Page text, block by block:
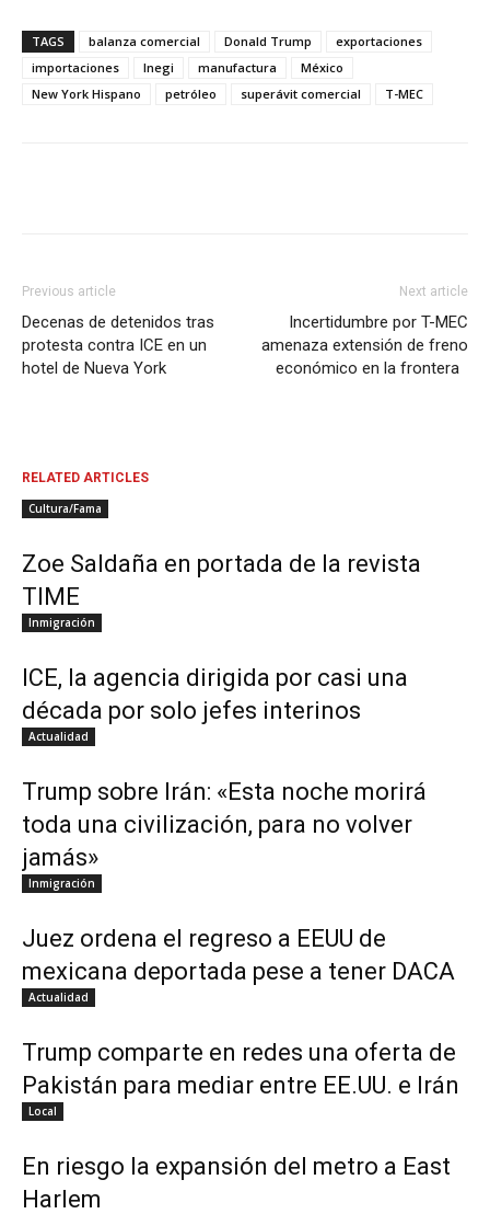
TAGS balanza comercial Donald Trump
exportaciones
importaciones
Inegi manufactura
México
New York Hispano
petróleo superávit comercial T-MEC
Previous article
Decenas de detenidos tras
protesta contra ICE en un
hotel de Nueva York
Next article
Incertidumbre por T-MEC
amenaza extensión de freno
económico en la frontera
RELATED ARTICLES
Cultura/Fama
Zoe Saldaña en portada de la revista
TIME
Inmigración
ICE, la agencia dirigida por casi una
década por solo jefes interinos
Actualidad
Trump sobre Irán: «Esta noche morirá
toda una civilización, para no volver
jamás»
Inmigración
Juez ordena el regreso a EEUU de
mexicana deportada pese a tener DACA
Actualidad
Trump comparte en redes una oferta de
Pakistán para mediar entre EE.UU. e Irán
Local
En riesgo la expansión del metro a East
Harlem